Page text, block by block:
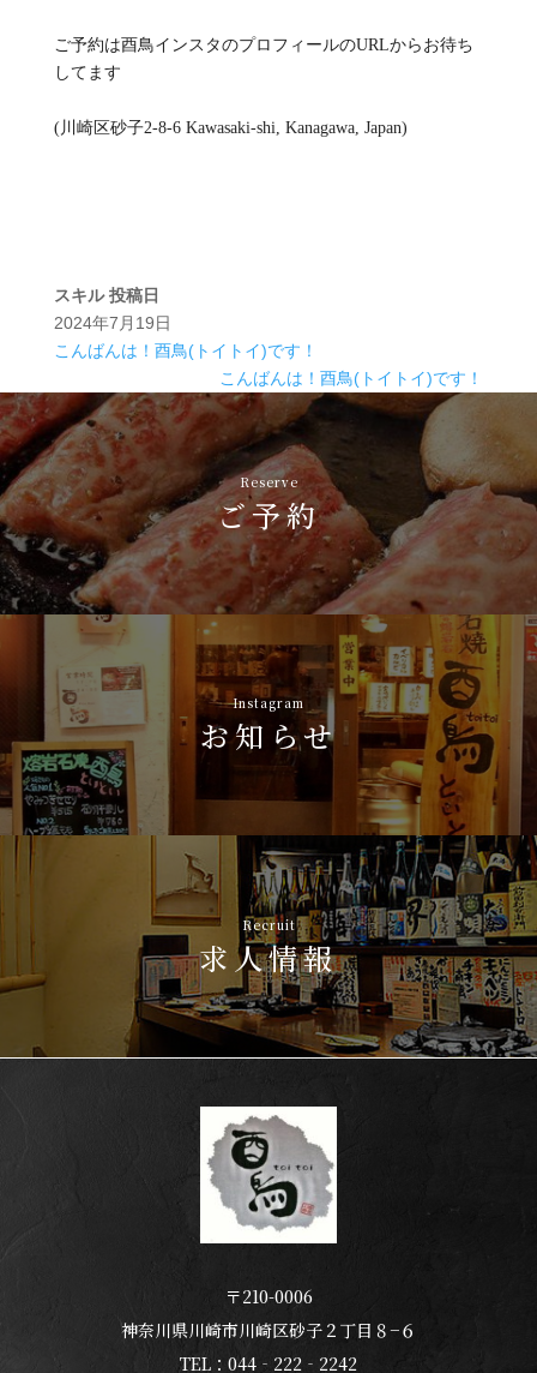
ご予約は酉鳥インスタのプロフィールのURLからお待ち
してます
(川崎区砂子2-8-6 Kawasaki-shi, Kanagawa, Japan)
スキル 投稿日
2024年7月19日
こんばんは！酉鳥(トイトイ)です！
こんばんは！酉鳥(トイトイ)です！
Reserve
ご予約
Instagram
お知らせ
Recruit
求人情報
〒210-0006
神奈川県川崎市川崎区砂子２丁目８−６
TEL：044‐222‐2242